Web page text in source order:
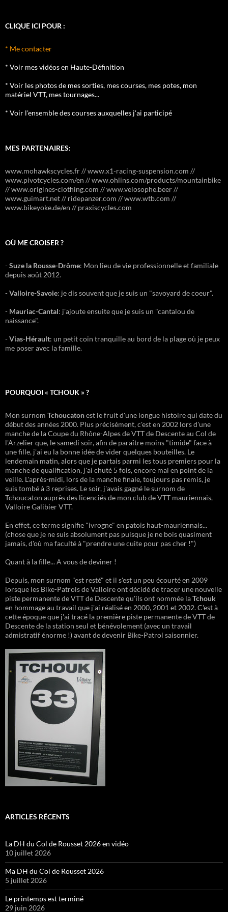
CLIQUE ICI POUR :
* Me contacter
* Voir mes vidéos en Haute-Définition
* Voir les photos de mes sorties, mes courses, mes potes, mon
matériel VTT, mes tournages...
* Voir l'ensemble des courses auxquelles j'ai participé
MES PARTENAIRES:
www.mohawkscycles.fr // www.x1-racing-suspension.com //
www.pivotcycles.com/en // www.ohlins.com/products/mountainbike
// www.origines-clothing.com // www.velosophe.beer //
www.guimart.net // ridepanzer.com // www.wtb.com //
www.bikeyoke.de/en // praxiscycles.com
OÙ ME CROISER ?
-Suze la Rousse-Drôme: Mon lieu de vie professionnelle et familiale
depuis août 2012.
-Valloire-Savoie: je dis souvent que je suis un "savoyard de coeur".
- Mauriac-Cantal: j'ajoute ensuite que je suis un "cantalou de
naissance".
-Vias-Hérault: un petit coin tranquille au bord de la plage où je peux
me poser avec la famille.
POURQUOI « TCHOUK » ?
Mon surnom Tchoucatonest le fruit d'une longue histoire qui date du
début des années 2000. Plus précisément, c'est en 2002 lors d'une
manche de la Coupe du Rhône-Alpes de VTT de Descente au Col de
l'Arzelier que, le samedi soir, afin de paraître moins "timide" face à
une fille, j'ai eu la bonne idée de vider quelques bouteilles. Le
lendemain matin, alors que je partais parmi les tous premiers pour la
manche de qualification, j'ai chuté 5 fois, encore mal en point de la
veille. L'après-midi, lors de la manche finale, toujours pas remis, je
suis tombé à 3 reprises. Le soir, j'avais gagné le surnom de
Tchoucaton auprès des licenciés de mon club de VTT mauriennais,
Valloire Galibier VTT.
En effet, ce terme signifie "ivrogne" en patois haut-mauriennais...
(chose que je ne suis absolument pas puisque je ne bois quasiment
jamais, d'où ma faculté à "prendre une cuite pour pas cher !")
Quant à la fille... A vous de deviner !
Depuis, mon surnom "est resté" et il s'est un peu écourté en 2009
lorsque les Bike-Patrols de Valloire ont décidé de tracer une nouvelle
piste permanente de VTT de Descente qu'ils ont nommée laTchouk
en hommage au travail que j'ai réalisé en 2000, 2001 et 2002. C'est à
cette époque que j'ai tracé la première piste permanente de VTT de
Descente de la station seul et bénévolement (avec un travail
admistratif énorme !) avant de devenir Bike-Patrol saisonnier.
ARTICLES RÉCENTS
La DH du Col de Rousset 2026 en vidéo
10 juillet 2026
Ma DH du Col de Rousset 2026
5 juillet 2026
Le printemps est terminé
29 juin 2026